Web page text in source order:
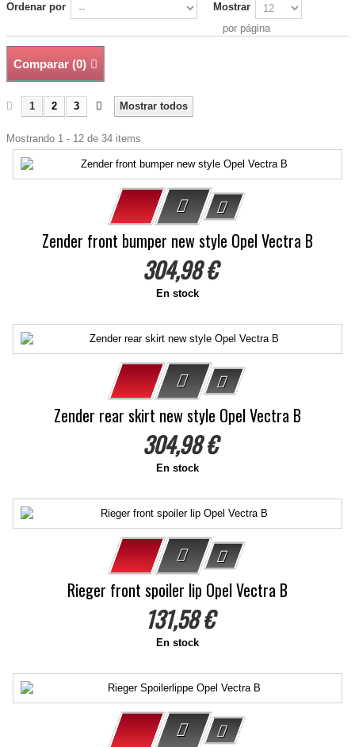
Ordenar por
Mostrar
por página
Comparar (0)
Mostrar todos
1 2 3
Mostrando 1 - 12 de 34 items
Zender front bumper new style Opel Vectra B
304,98 €
En stock
Zender rear skirt new style Opel Vectra B
304,98 €
En stock
Rieger front spoiler lip Opel Vectra B
131,58 €
En stock